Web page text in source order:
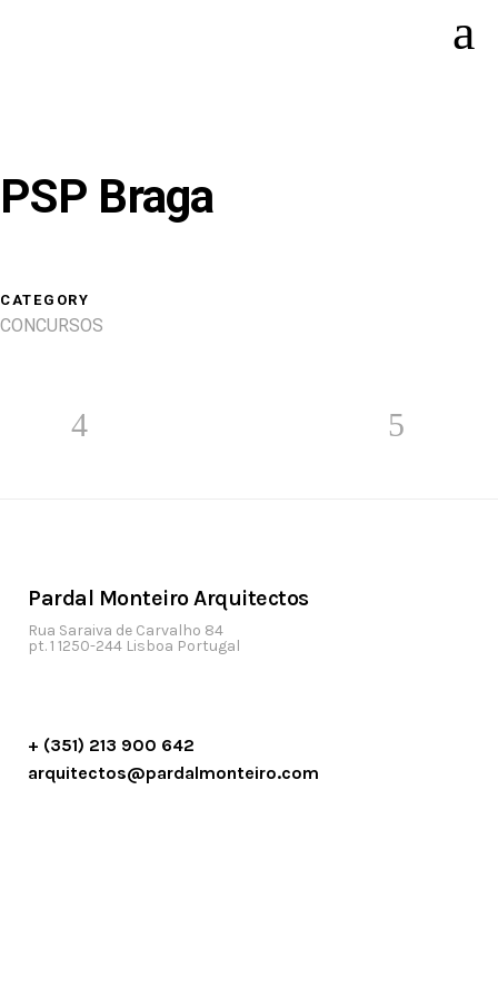
PSP Braga
CATEGORY
CONCURSOS
Pardal Monteiro Arquitectos
Rua Saraiva de Carvalho 84
pt. 1 1250-244 Lisboa Portugal
+ (351) 213 900 642
arquitectos@pardalmonteiro.com